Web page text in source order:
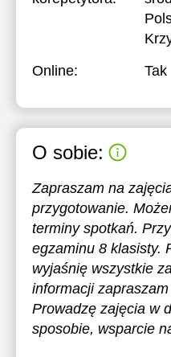
Online:
Tak
O sobie:
Zapraszam na
przygotowanie.
terminy spotkań.
egzaminu 8 klasisty.
wyjaśnię wszystkie
informacji
Prowadzę zajęcia w
sposobie, wsparcie